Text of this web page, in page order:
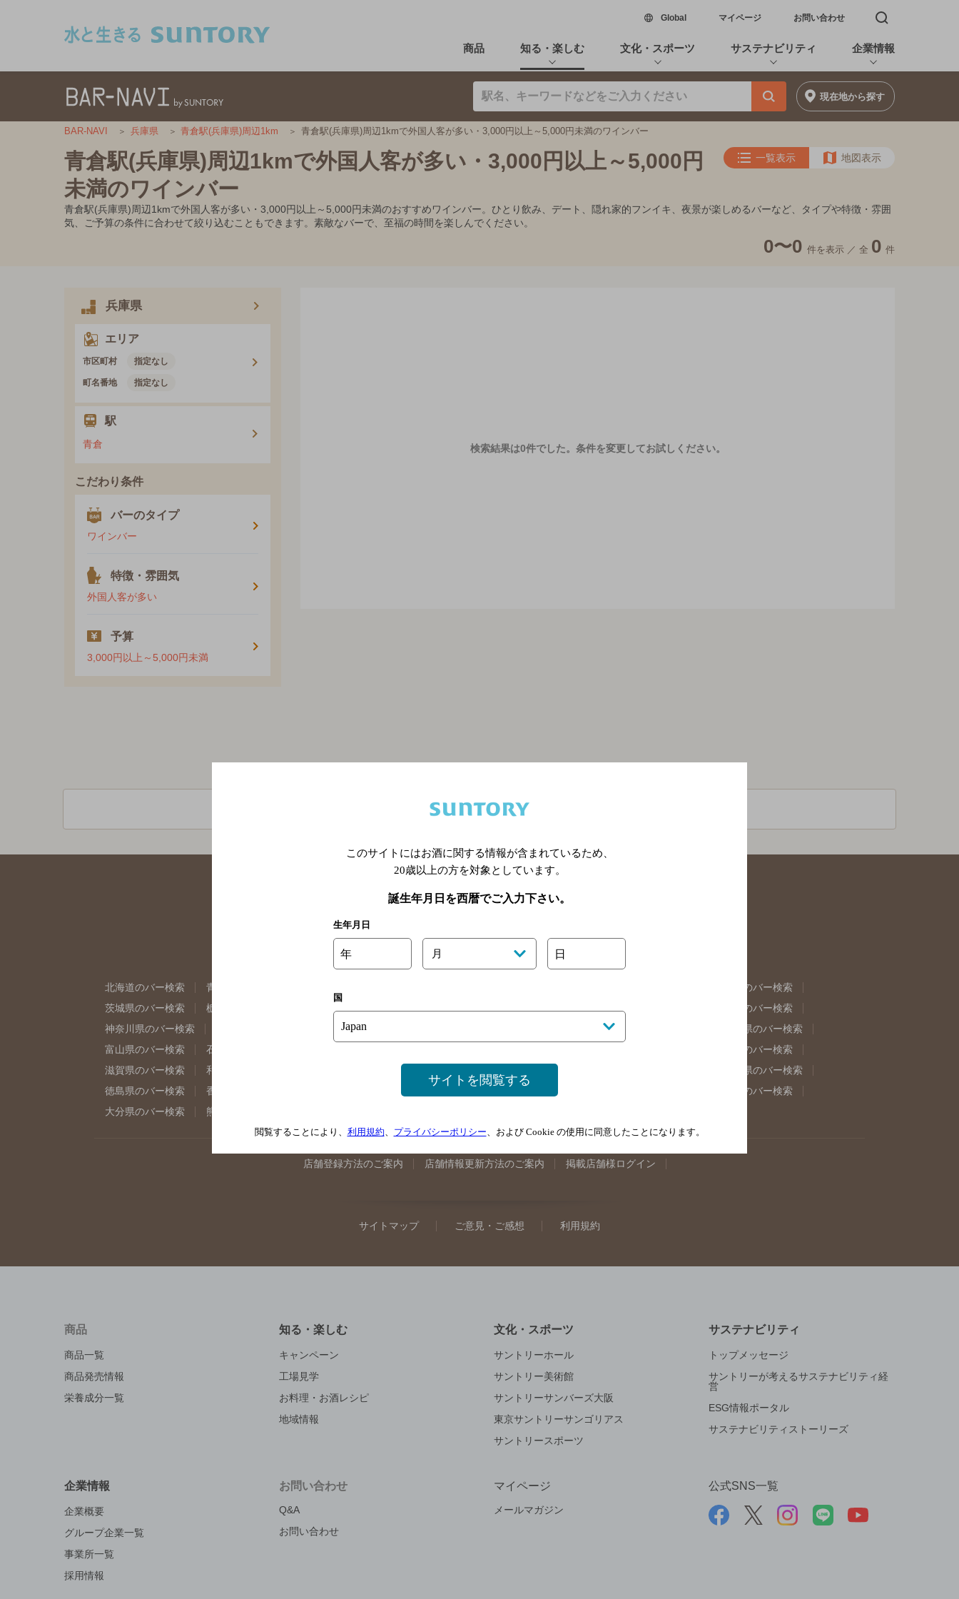
Global新しいウィンドウで開く
マイページ お問い合わせ 検索窓を開く
商品 知る・楽しむ 文化・スポーツ サステナビリティ 企業情報
現在地から探す
BAR-NAVI 兵庫県 青倉駅(兵庫県)周辺1km 青倉駅(兵庫県)周辺1kmで外国人客が多い・3,000円以上～5,000円未満のワインバー
青倉駅(兵庫県)周辺1kmで外国人客が多い・3,000円以上～5,000円
未満のワインバー
一覧表示 地図表示
青倉駅(兵庫県)周辺1kmで外国人客が多い・3,000円以上～5,000円未満のおすすめワインバー。ひとり飲み、デート、隠れ家的フンイキ、夜景が楽しめるバーなど、タイプや特徴・雰囲
気、ご予算の条件に合わせて絞り込むこともできます。素敵なバーで、至福の時間を楽しんでください。
0〜0 件を表示 ／ 全 0 件
兵庫県
エリア
市区町村 指定なし
町名番地 指定なし
駅
青倉
こだわり条件
バーのタイプ
ワインバー
特徴・雰囲気
外国人客が多い
予算
3,000円以上～5,000円未満
検索結果は0件でした。 条件を変更してお試しください。
関連ページ
北海道のバー検索 青森県のバー検索
福島県のバー検索
茨城県のバー検索
栃木県のバー検索
東京都のバー検索
神奈川県のバー検索
埼玉県のバー検索
岐阜県のバー検索
富山県のバー検索
石川県のバー検索
奈良県のバー検索
滋賀県のバー検索
和歌山県のバー検索 山口県のバー検索
島根県のバー検索
徳島県のバー検索
香川県のバー検索
佐賀県のバー検索
大分県のバー検索
熊本県のバー検索
店舗登録方法のご案内 店舗情報更新方法のご案内 掲載店舗様ログイン
サイトマップ ご意見・ご感想 利用規約
商品
商品一覧
商品発売情報
栄養成分一覧
知る・楽しむ
キャンペーン
工場見学
お料理・お酒レシピ
地域情報
文化・スポーツ
サントリーホール
サントリー美術館
サントリーサンバーズ大阪
東京サントリーサンゴリアス
サントリースポーツ
サステナビリティ
トップメッセージ
サントリーが考えるサステナビリティ経
営
ESG情報ポータル
サステナビリティストーリーズ
企業情報
企業概要
グループ企業一覧
事業所一覧
採用情報
お問い合わせ
Q&A
お問い合わせ
マイページ
メールマガジン
公式SNS一覧
このサイトにはお酒に関する情報が含まれているため、
20歳以上の方を対象としています。
誕生年月日を西暦でご入力下さい。
生年月日
年 月 日
国
サイトを閲覧する
閲覧することにより、 利用規約、 プライバシーポリシー、および Cookie の使用に同意したことになります。